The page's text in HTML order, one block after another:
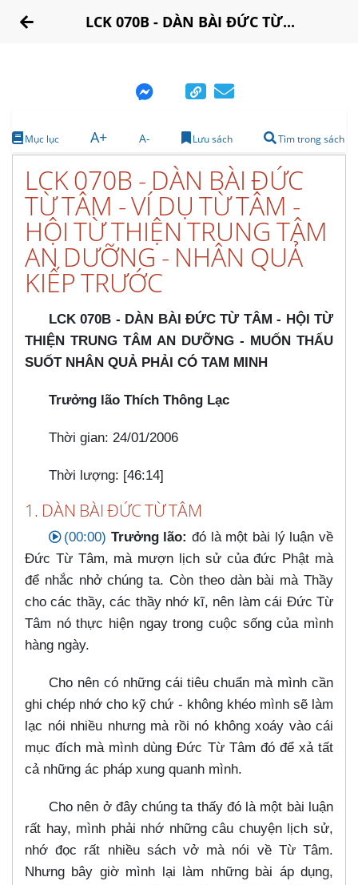
LCK 070B - DÀN BÀI ĐỨC TỪ...
Mục lục A+ A- Lưu sách Tìm trong sách
LCK 070B - DÀN BÀI ĐỨC
TỪ TÂM - VÍ DỤ TỪ TÂM -
HỘI TỪ THIỆN TRUNG TÂM
AN DƯỠNG - NHÂN QUẢ
KIẾP TRƯỚC
LCK 070B - DÀN BÀI ĐỨC TỪ TÂM - HỘI TỪ
THIỆN TRUNG TÂM AN DƯỠNG - MUỐN THẤU
SUỐT NHÂN QUẢ PHẢI CÓ TAM MINH
Trưởng lão Thích Thông Lạc
Thời gian: 24/01/2006
Thời lượng: [46:14]
1. DÀN BÀI ĐỨC TỪ TÂM
(00:00) Trưởng lão: đó là một bài lý luận về
Đức Từ Tâm, mà mượn lịch sử của đức Phật mà
để nhắc nhở chúng ta. Còn theo dàn bài mà Thầy
cho các thầy, các thầy nhớ kĩ, nên làm cái Đức Từ
Tâm nó thực hiện ngay trong cuộc sống của mình
hàng ngày.
Cho nên có những cái tiêu chuẩn mà mình cần
ghi chép nhớ cho kỹ chứ - không khéo mình sẽ làm
lạc nói nhiều nhưng mà rồi nó không xoáy vào cái
mục đích mà mình dùng Đức Từ Tâm đó để xả tất
cả những ác pháp xung quanh mình.
Cho nên ở đây chúng ta thấy đó là một bài luận
rất hay, mình phải nhớ những câu chuyện lịch sử,
nhớ đọc rất nhiều sách vở mà nói về Từ Tâm.
Nhưng bây giờ mình lại làm những bài áp dụng,